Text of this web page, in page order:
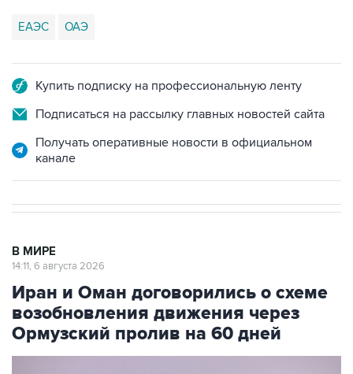
ЕАЭС ОАЭ
Купить подписку на профессиональную ленту
Подписаться на рассылку главных новостей сайта
Получать оперативные новости в официальном
канале
В МИРЕ
14:11, 6 августа 2026
Иран и Оман договорились о схеме
возобновления движения через
Ормузский пролив на 60 дней